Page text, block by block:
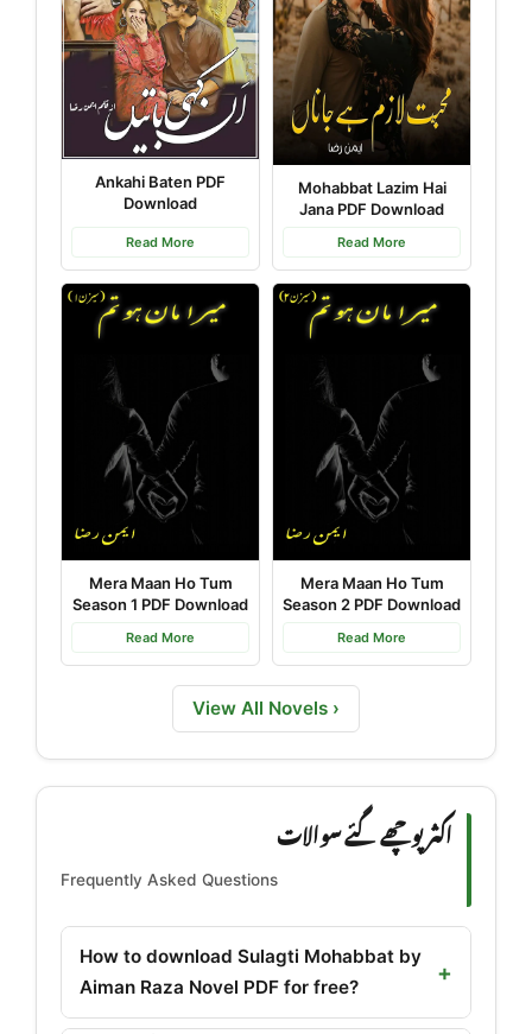
Ankahi Baten PDF
Download
Read More
Mohabbat Lazim Hai
Jana PDF Download
Read More
Mera Maan Ho Tum
Season 1 PDF Download
Read More
Mera Maan Ho Tum
Season 2 PDF Download
Read More
View All Novels ›
اکثر پوچھے گئے سوالات
Frequently Asked Questions
How to download Sulagti Mohabbat by
Aiman Raza Novel PDF for free?